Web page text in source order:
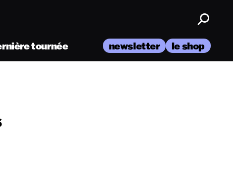
tournée newsletter le shop